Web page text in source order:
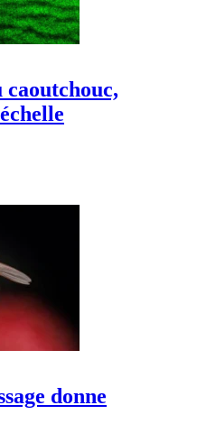
caoutchouc,
donne